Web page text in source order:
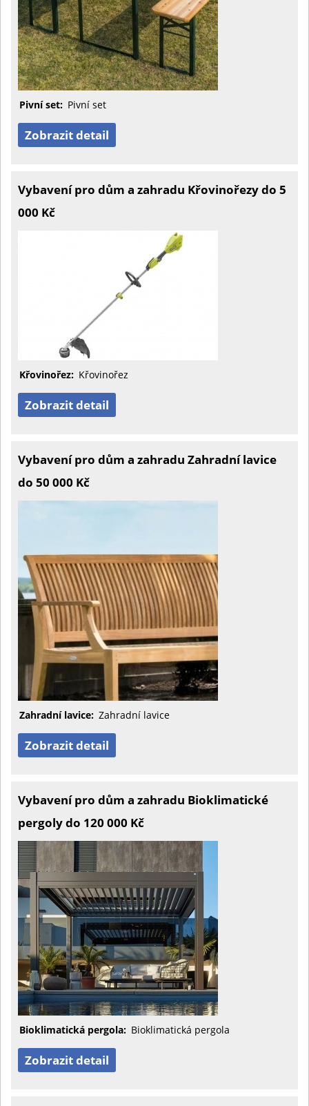
Pivní set: Pivní set
Zobrazit detail
Vybavení pro dům a zahradu Křovinořezy do 5
000 Kč
Křovinořez: Křovinořez
Zobrazit detail
Vybavení pro dům a zahradu Zahradní lavice
do 50 000 Kč
Zahradní lavice: Zahradní lavice
Zobrazit detail
Vybavení pro dům a zahradu Bioklimatické
pergoly do 120 000 Kč
Bioklimatická pergola: Bioklimatická pergola
Zobrazit detail